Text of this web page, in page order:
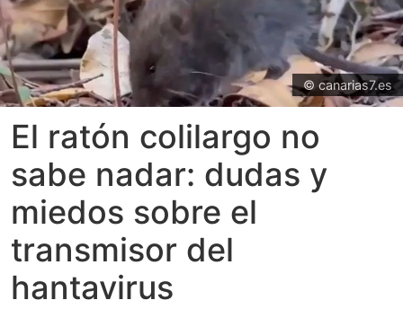
© canarias7.es
El ratón colilargo no
sabe nadar: dudas y
miedos sobre el
transmisor del
hantavirus